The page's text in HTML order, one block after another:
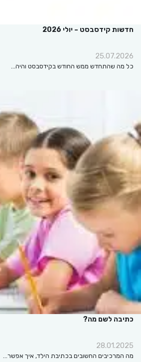
חדשות קידסבסט – יולי 2026
25.07.2026
כל מה שהתחדש ממש החודש בקידסבסט והיה…
כתיבה לשם מה?
28.01.2025
מה המרכיבים החשובים בכתיבת הילד, איך אפשר…